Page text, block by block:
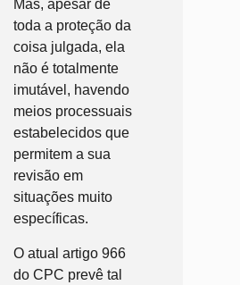
Mas, apesar de
toda a proteção da
coisa julgada, ela
não é totalmente
imutável, havendo
meios processuais
estabelecidos que
permitem a sua
revisão em
situações muito
específicas.
O atual artigo 966
do CPC prevê tal